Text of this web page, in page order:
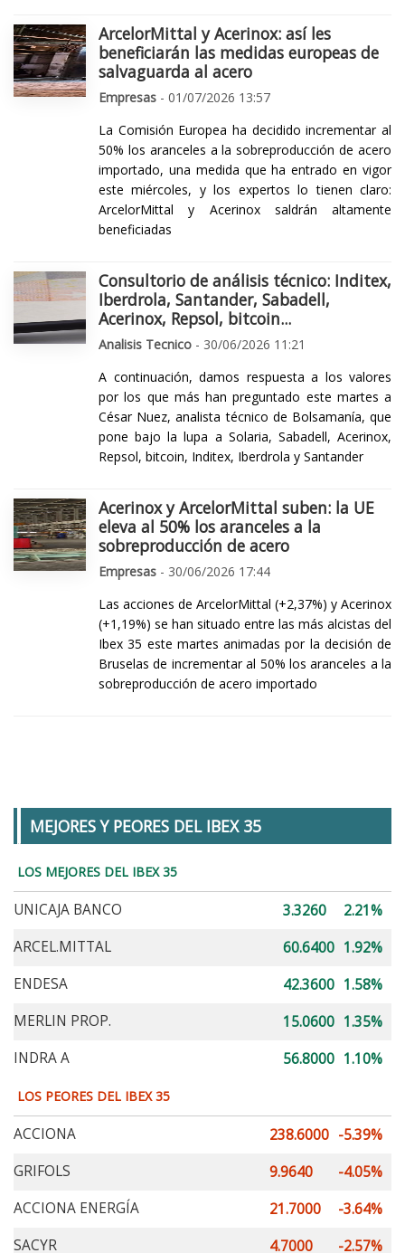
ArcelorMittal y Acerinox: así les
beneficiarán las medidas europeas de
salvaguarda al acero
Empresas - 01/07/2026 13:57
La Comisión Europea ha decidido incrementar al
50% los aranceles a la sobreproducción de acero
importado, una medida que ha entrado en vigor
este miércoles, y los expertos lo tienen claro:
ArcelorMittal y Acerinox saldrán altamente
beneficiadas
Consultorio de análisis técnico: Inditex,
Iberdrola, Santander, Sabadell,
Acerinox, Repsol, bitcoin...
Analisis Tecnico - 30/06/2026 11:21
A continuación, damos respuesta a los valores
por los que más han preguntado este martes a
César Nuez, analista técnico de Bolsamanía, que
pone bajo la lupa a Solaria, Sabadell, Acerinox,
Repsol, bitcoin, Inditex, Iberdrola y Santander
Acerinox y ArcelorMittal suben: la UE
eleva al 50% los aranceles a la
sobreproducción de acero
Empresas - 30/06/2026 17:44
Las acciones de ArcelorMittal (+2,37%) y Acerinox
(+1,19%) se han situado entre las más alcistas del
Ibex 35 este martes animadas por la decisión de
Bruselas de incrementar al 50% los aranceles a la
sobreproducción de acero importado
MEJORES Y PEORES DEL IBEX 35
LOS MEJORES DEL IBEX 35
UNICAJA BANCO 3.3260
2.21%
ARCEL.MITTAL
60.6400 1.92%
ENDESA
42.3600 1.58%
MERLIN PROP.
15.0600 1.35%
INDRA A
56.8000 1.10%
LOS PEORES DEL IBEX 35
ACCIONA 238.6000 -5.39%
GRIFOLS
9.9640
-4.05%
ACCIONA ENERGÍA
21.7000
-3.64%
SACYR
4.7000
-2.57%